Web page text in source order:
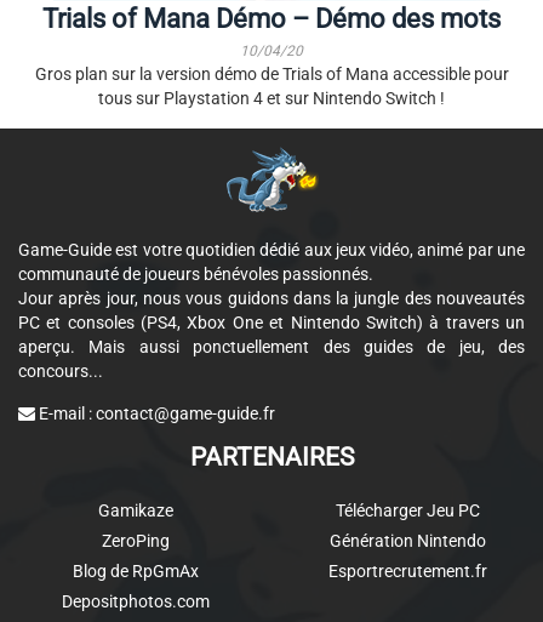
Trials of Mana Démo – Démo des mots
10/04/20
Gros plan sur la version démo de Trials of Mana accessible pour
tous sur Playstation 4 et sur Nintendo Switch !
Game-Guide est votre quotidien dédié aux jeux vidéo, animé par une
communauté de joueurs bénévoles passionnés.
Jour après jour, nous vous guidons dans la jungle des nouveautés
PC et consoles (PS4, Xbox One et Nintendo Switch) à travers un
aperçu. Mais aussi ponctuellement des guides de jeu, des
concours...
E-mail :contact@game-guide.fr
PARTENAIRES
Gamikaze
ZeroPing
Blog de RpGmAx
Depositphotos.com
Télécharger Jeu PC
Génération Nintendo
Esportrecrutement.fr